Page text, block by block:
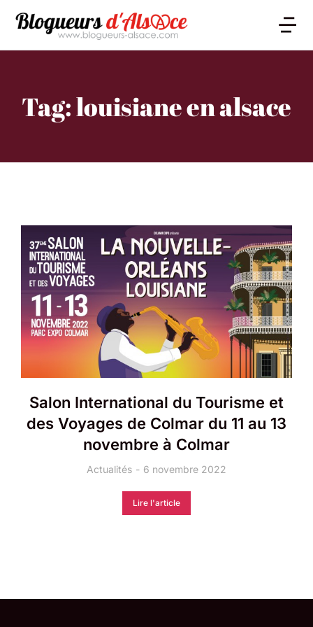
Tag: louisiane en alsace
Salon International du Tourisme et
des Voyages de Colmar du 11 au 13
novembre à Colmar
Actualités 6 novembre 2022
Lire l'article